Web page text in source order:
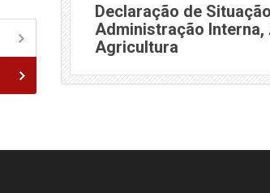
Declaração de
Administração Interna,
Agricultura